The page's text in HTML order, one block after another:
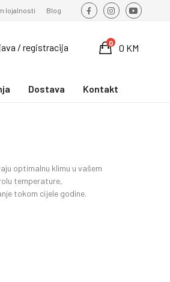
lojalnosti Blog
/ registracija 0 KM
0
Dostava Kontakt
optimalnu klimu u vašem
temperature,
tokom cijele godine.